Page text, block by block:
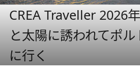
CREA Traveller 2026
と太陽に誘われてポ
に行く